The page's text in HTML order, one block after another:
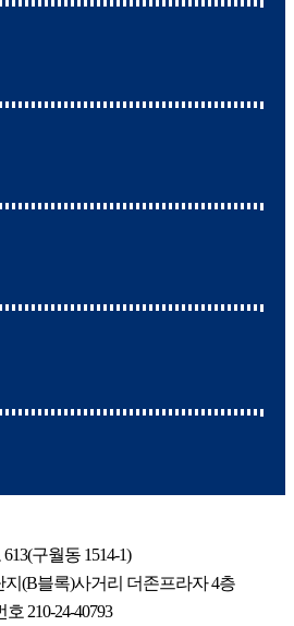
구월동 1514-1)
(B블록)사거리 더존프라자 4층
210-24-40793